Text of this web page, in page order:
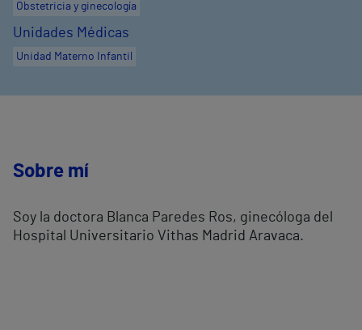
Obstetricia y ginecología
Unidades Médicas
Unidad Materno Infantil
Sobre mí
Soy la doctora Blanca Paredes Ros, ginecóloga del
Hospital Universitario Vithas Madrid Aravaca.